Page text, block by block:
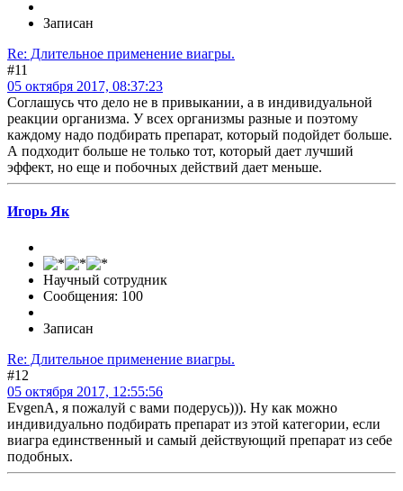
Записан
Re: Длительное применение виагры.
#11
05 октября 2017, 08:37:23
Соглашусь что дело не в привыкании, а в индивидуальной
реакции организма. У всех организмы разные и поэтому
каждому надо подбирать препарат, который подойдет больше.
А подходит больше не только тот, который дает лучший
эффект, но еще и побочных действий дает меньше.
Игорь Як
Научный сотрудник
Сообщения: 100
Записан
Re: Длительное применение виагры.
#12
05 октября 2017, 12:55:56
EvgenA, я пожалуй с вами подерусь))). Ну как можно
индивидуально подбирать препарат из этой категории, если
виагра единственный и самый действующий препарат из себе
подобных.